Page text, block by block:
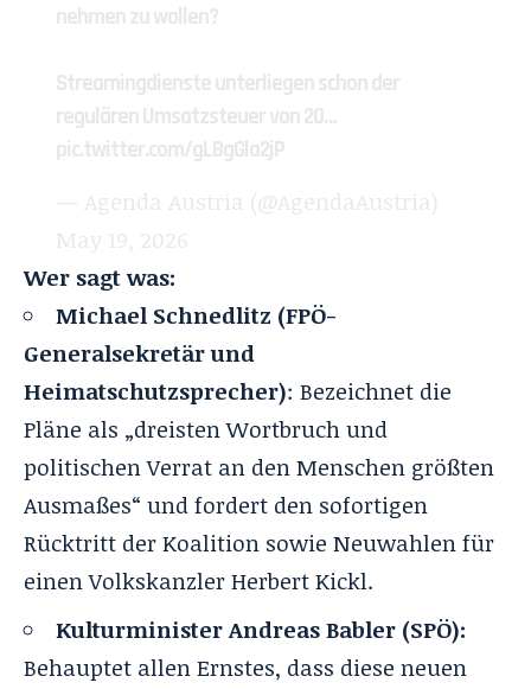
nehmen zu wollen?
Streamingdienste unterliegen schon der
regulären Umsatzsteuer von 20…
pic.twitter.com/gLBgGla2jP
— Agenda Austria (@AgendaAustria)
May 19, 2026
Wer sagt was:
Michael Schnedlitz (FPÖ-
Generalsekretär und
Heimatschutzsprecher): Bezeichnet die
Pläne als „dreisten Wortbruch und
politischen Verrat an den Menschen größten
Ausmaßes“ und fordert den sofortigen
Rücktritt der Koalition sowie Neuwahlen für
einen Volkskanzler Herbert Kickl.
Kulturminister Andreas Babler (SPÖ):
Behauptet allen Ernstes, dass diese neuen